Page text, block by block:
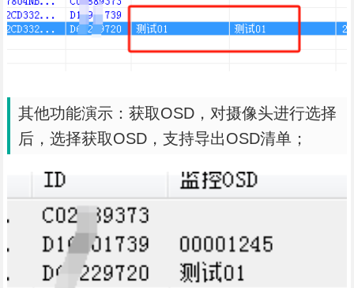
其他功能演示：获取OSD，对摄像头进行选择
后，选择获取OSD，支持导出OSD清单；